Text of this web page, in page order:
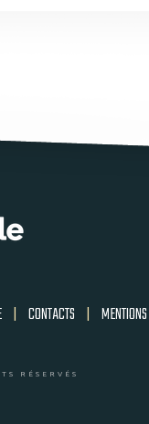
| CONTACTS | MENTIONS
RÉSERVÉS